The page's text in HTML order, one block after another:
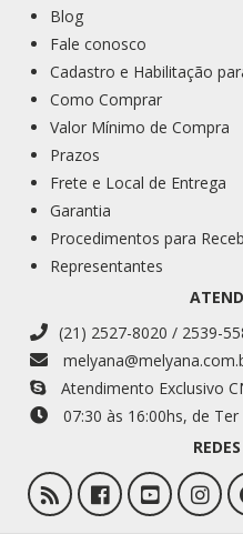
Blog
Fale conosco
Cadastro e Habilitação
Como Comprar
Valor Mínimo de Compra
Prazos
Frete e Local de Entrega
Garantia
Procedimentos para
Representantes
(21) 2527-8020 / 2539-
Atendimento Exclusivo
07:30 às 16:00hs, de Ter